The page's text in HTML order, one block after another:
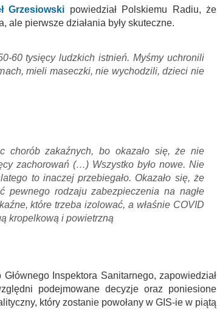
Grzesiowski powiedział Polskiemu Radiu, że
ale pierwsze działania były skuteczne.
60 tysięcy ludzkich istnień. Myśmy uchronili
mieli maseczki, nie wychodzili, dzieci nie
chorób zakaźnych, bo okazało się, że nie
zachorowań (…) Wszystko było nowe. Nie
to inaczej przebiegało. Okazało się, że
pewnego rodzaju zabezpieczenia na nagłe
które trzeba izolować, a właśnie COVID
kropelkową i powietrzną
Inspektora Sanitarnego, zapowiedział
podejmowane decyzje oraz poniesione
który zostanie powołany w GIS-ie w piątą